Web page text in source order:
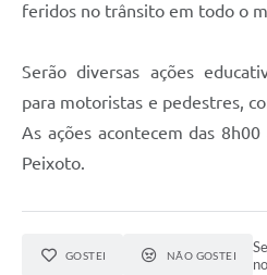
feridos no trânsito em todo o
Serão diversas ações
para motoristas e pedestres,
As ações acontecem das
Peixoto.
GOSTEI NÃO GOSTEI